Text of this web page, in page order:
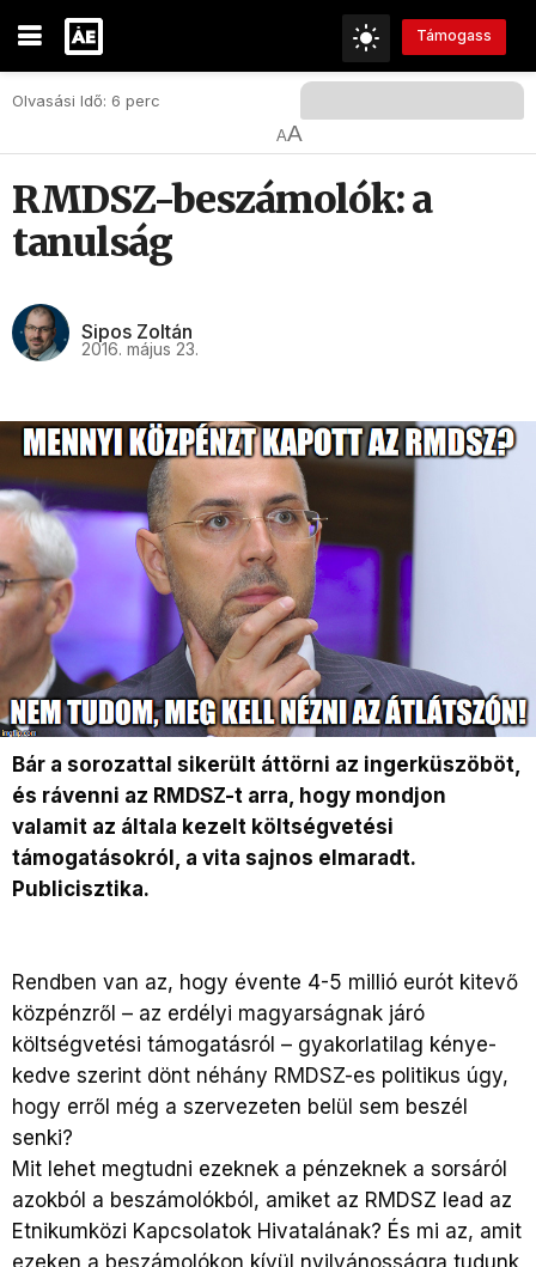
Támogass
Olvasási Idő: 6 perc
AA
RMDSZ-beszámolók: a
tanulság
Sipos Zoltán
2016. május 23.
Bár a sorozattal sikerült áttörni az ingerküszöböt,
és rávenni az RMDSZ-t arra, hogy mondjon
valamit az általa kezelt költségvetési
támogatásokról, a vita sajnos elmaradt.
Publicisztika.
Rendben van az, hogy évente 4-5 millió eurót kitevő
közpénzről – az erdélyi magyarságnak járó
költségvetési támogatásról – gyakorlatilag kénye-
kedve szerint dönt néhány RMDSZ-es politikus úgy,
hogy erről még a szervezeten belül sem beszél
senki?
Mit lehet megtudni ezeknek a pénzeknek a sorsáról
azokból a beszámolókból, amiket az RMDSZ lead az
Etnikumközi Kapcsolatok Hivatalának? És mi az, amit